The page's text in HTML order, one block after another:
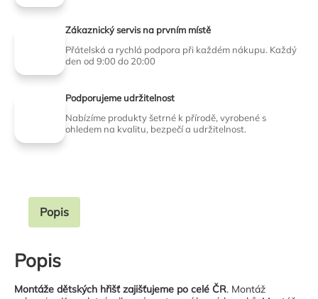
Zákaznický servis na prvním místě
Přátelská a rychlá podpora při každém nákupu. Každý
den od 9:00 do 20:00
Podporujeme udržitelnost
Nabízíme produkty šetrné k přírodě, vyrobené s
ohledem na kvalitu, bezpečí a udržitelnost.
Popis
Popis
Montáže dětských hřišť zajišťujeme po celé ČR. Montáž